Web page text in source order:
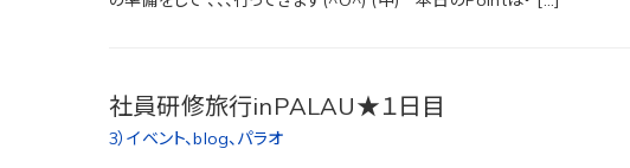
社員研修旅行inPALAU★１日目
3）イベント、blog、パラオ